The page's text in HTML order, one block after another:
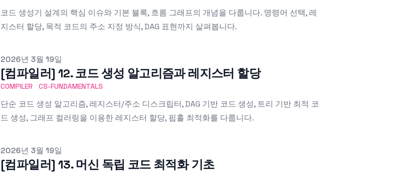
코드 생성기 설계의 핵심 이슈와 기본 블록, 흐름 그래프의 개념을 다룹니다. 명령어 선택, 레
지스터 할당, 목적 코드의 주소 지정 방식, DAG 표현까지 살펴봅니다.
Published on
2026년 3월 19일
[컴파일러] 12. 코드 생성 알고리즘과 레지스터 할당
COMPILER CS-FUNDAMENTALS
단순 코드 생성 알고리즘, 레지스터/주소 디스크립터, DAG 기반 코드 생성, 트리 기반 최적 코
드 생성, 그래프 컬러링을 이용한 레지스터 할당, 핍홀 최적화를 다룹니다.
Published on
2026년 3월 19일
[컴파일러] 13. 머신 독립 코드 최적화 기초